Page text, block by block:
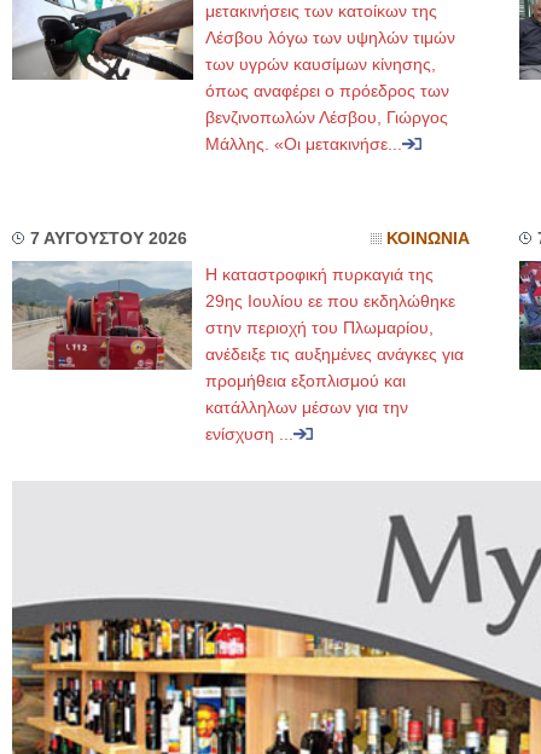
μετακινήσεις των κατοίκων της
Λέσβου λόγω των υψηλών τιμών
των υγρών καυσίμων κίνησης,
όπως αναφέρει ο πρόεδρος των
βενζινοπωλών Λέσβου, Γιώργος
Μάλλης. «Οι μετακινήσε...
7 ΑΥΓΟΥΣΤΟΥ 2026 ΚΟΙΝΩΝΙΑ
Η καταστροφική πυρκαγιά της
29ης Ιουλίου εε που εκδηλώθηκε
στην περιοχή του Πλωμαρίου,
ανέδειξε τις αυξημένες ανάγκες για
προμήθεια εξοπλισμού και
κατάλληλων μέσων για την
ενίσχυση ...